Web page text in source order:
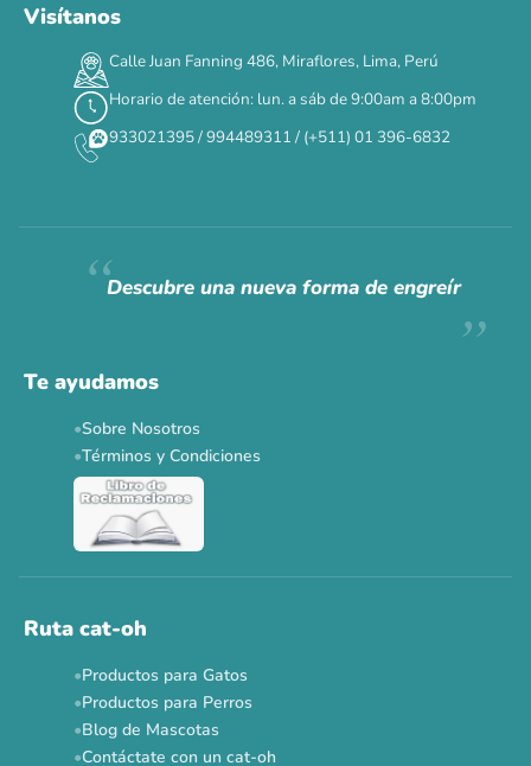
DÍAS HORAS MIN SEG
✕
Siempre fuimosraros.
Ver todas las promos 🐾
Visítanos
Calle Juan Fanning 486, Miraflores, Lima, Perú
Horario de atención: lun. a sáb de 9:00am a 8:00pm
933021395 / 994489311 / (+511) 01 396-6832
Descubre una nueva forma de engreír
Te ayudamos
Sobre Nosotros
Términos y Condiciones
Ruta cat-oh
Productos para Gatos
Productos para Perros
Blog de Mascotas
Contáctate con un cat-oh